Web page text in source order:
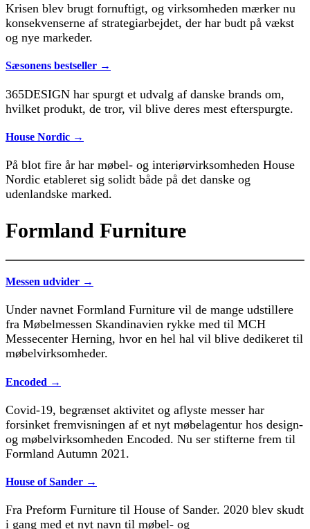
Krisen blev brugt fornuftigt, og virksomheden mærker nu
konsekvenserne af strategiarbejdet, der har budt på vækst
og nye markeder.
Sæsonens bestseller →
365DESIGN har spurgt et udvalg af danske brands om,
hvilket produkt, de tror, vil blive deres mest efterspurgte.
House Nordic →
På blot fire år har møbel- og interiørvirksomheden House
Nordic etableret sig solidt både på det danske og
udenlandske marked.
Formland Furniture
Messen udvider →
Under navnet Formland Furniture vil de mange udstillere
fra Møbelmessen Skandinavien rykke med til MCH
Messecenter Herning, hvor en hel hal vil blive dedikeret til
møbelvirksomheder.
Encoded →
Covid-19, begrænset aktivitet og aflyste messer har
forsinket fremvisningen af et nyt møbelagentur hos design-
og møbelvirksomheden Encoded. Nu ser stifterne frem til
Formland Autumn 2021.
House of Sander →
Fra Preform Furniture til House of Sander. 2020 blev skudt
i gang med et nyt navn til møbel- og